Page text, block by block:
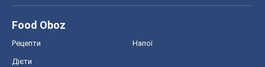
Food Oboz
Рецепти Напої
Дієти